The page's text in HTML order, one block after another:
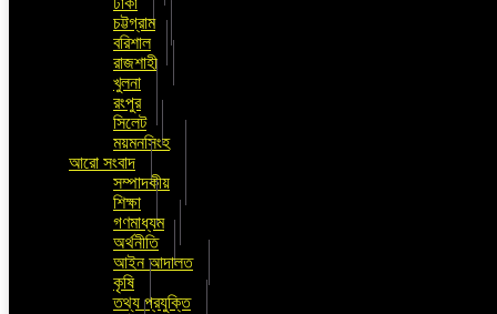
চট্টগ্রাম
বরিশাল
রাজশাহী
খুলনা
রংপুর
সিলেট
ময়মনসিংহ
আরো সংবাদ
সম্পাদকীয়
শিক্ষা
গণমাধ্যম
অর্থনীতি
আইন আদালত
কৃষি
তথ্য প্রযুক্তি